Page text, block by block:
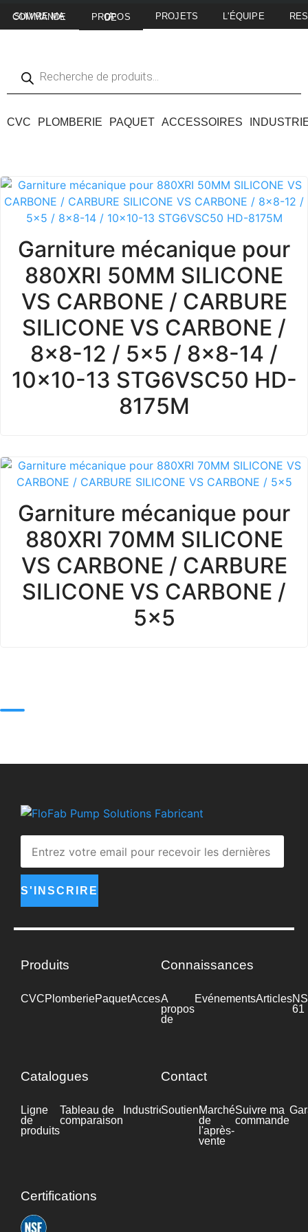
SUIVRE MA COMMANDE A PROPOS DE PROJETS L'ÉQUIPE
CVC PLOMBERIE PAQUET ACCESSOIRES
Garniture mécanique pour
880XRI 50MM SILICONE
VS CARBONE / CARBURE
SILICONE VS CARBONE /
8x8-12 / 5x5 / 8x8-14 /
10x10-13 STG6VSC50 HD-
8175M
Garniture mécanique pour
880XRI 70MM SILICONE
VS CARBONE / CARBURE
SILICONE VS CARBONE /
5x5
S'INSCRIRE
Produits
CVCPlomberiePaquetAccessoires Industrie
Connaissances
A
propos
de
EvénementsArticles
61
Catalogues
Ligne
de
produits
Tableau de
comparaison
IndustrieFiche
technique
Contact
SoutienMarché
de
l'après-
vente
Suivre ma
commande
Certifications